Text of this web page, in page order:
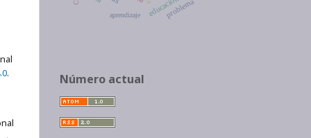
.
problema
aprendizaje
Número actual